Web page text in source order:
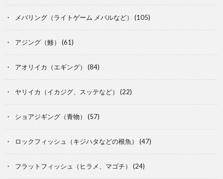
メバリング（ライトゲーム メバルなど） (105)
アジング（鯵） (61)
アオリイカ（エギング） (84)
ヤリイカ（イカジグ、スッテなど） (22)
ショアジギング（青物） (57)
ロックフィッシュ（キジハタなどの根魚） (47)
フラットフィッシュ（ヒラメ、マゴチ） (24)